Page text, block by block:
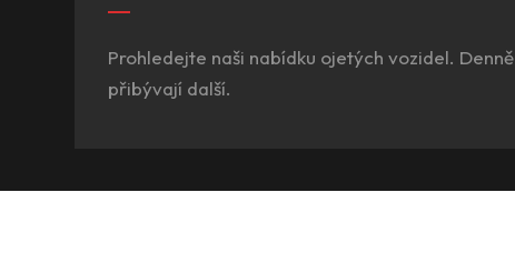
Prohledejte naši nabídku ojetých vozidel. Denně
přibývají další.